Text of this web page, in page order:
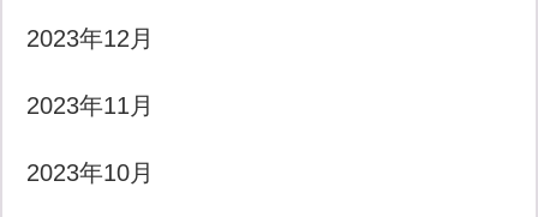
2023年12月
2023年11月
2023年10月